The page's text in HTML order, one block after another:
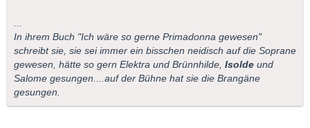
...
In ihrem Buch "Ich wäre so gerne Primadonna gewesen"
schreibt sie, sie sei immer ein bisschen neidisch auf die Soprane
gewesen, hätte so gern Elektra und Brünnhilde, Isolde und
Salome gesungen....auf der Bühne hat sie die Brangäne
gesungen.